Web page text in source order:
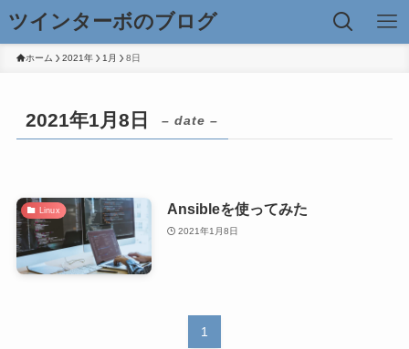
ツインターボのブログ
ホーム 2021年 1月 8日
2021年1月8日 – date –
Linux Ansibleを使ってみた
2021年1月8日
1